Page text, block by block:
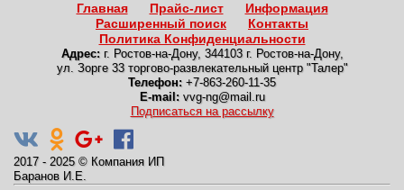
Главная Прайс-лист
Информация
Расширенный поиск
Контакты
Политика Конфиденциальности
Адрес: г. Ростов-на-Дону, 344103 г. Ростов-на-Дону,
ул. Зорге 33 торгово-развлекательный центр "Талер"
Телефон: +7-863-260-11-35
E-mail: vvg-ng@mail.ru
Подписаться на рассылку
2017 - 2025 © Компания ИП
Баранов И.Е.